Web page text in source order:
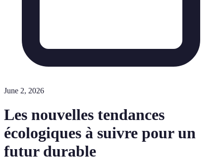
June 2, 2026
Les nouvelles tendances
écologiques à suivre pour un
futur durable